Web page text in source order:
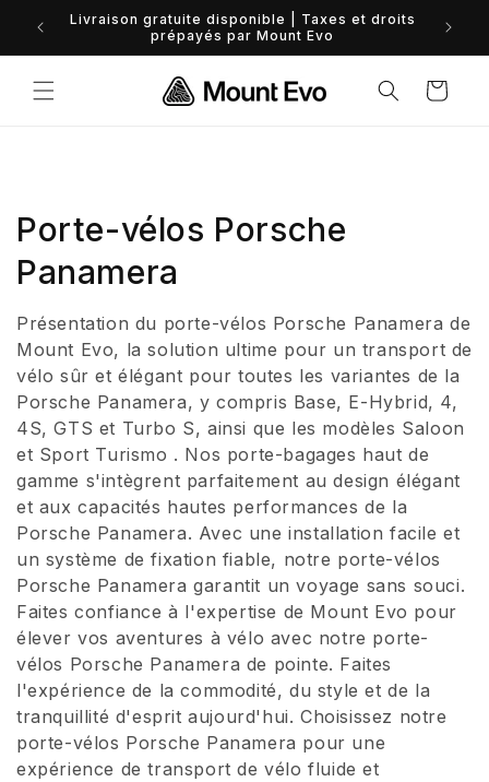
passerLivraison gratuite disponible | Taxes et droits
prépayés par Mount Evo
Panier
C
o
l
l
e
c
t
i
o
n
:
Porte-vélos Porsche
Panamera
Présentation du porte-vélos Porsche Panamera de
Mount Evo, la solution ultime pour un transport de
vélo sûr et élégant pour toutes les variantes de la
Porsche Panamera, y compris Base, E-Hybrid, 4,
4S, GTS et Turbo S, ainsi que les modèles Saloon
et Sport Turismo . Nos porte-bagages haut de
gamme s'intègrent parfaitement au design élégant
et aux capacités hautes performances de la
Porsche Panamera. Avec une installation facile et
un système de fixation fiable, notre porte-vélos
Porsche Panamera garantit un voyage sans souci.
Faites confiance à l'expertise de Mount Evo pour
élever vos aventures à vélo avec notre porte-
vélos Porsche Panamera de pointe. Faites
l'expérience de la commodité, du style et de la
tranquillité d'esprit aujourd'hui. Choisissez notre
porte-vélos Porsche Panamera pour une
expérience de transport de vélo fluide et